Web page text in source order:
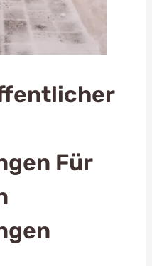
Für